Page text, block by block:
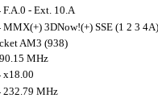
F.A.0 - Ext. 10.A
MMX(+) 3DNow!(+) SSE (1 2 3
AM3 (938)
MHz
x18.00
232.79 MHz